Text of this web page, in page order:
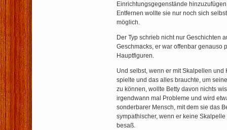
Einrichtungsgegenstände
Entfernen wollte sie nur noch sich
möglich.
Der Typ schrieb nicht nur Geschichten
Geschmacks, er war offenbar genauso
Hauptfiguren.
Und selbst, wenn er mit Skalpellen und
spielte und das alles brauchte, um
zu können, wollte Betty davon nichts
irgendwann mal Probleme und wird
sonderbarer Mensch, mit dem sie das
sympathischer, wenn er keine
besaß.